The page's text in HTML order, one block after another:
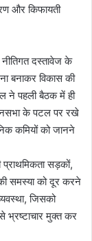
और किफायती
दस्तावेज के
बनाकर विकास की
ने पहली बैठक में ही
के पटल पर रखे
कमियों को जानने
सड़कों,
समस्या को दूर करने
जिसको
भ्रष्टाचार मुक्त कर